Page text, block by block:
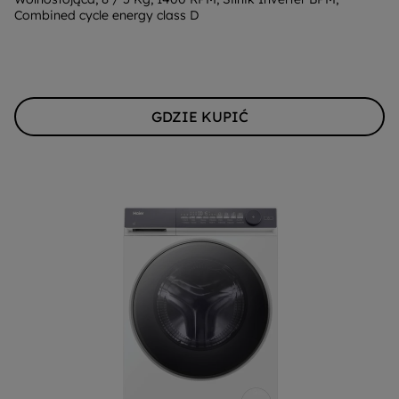
Youreko.
Combined cycle energy class D
GDZIE KUPIĆ